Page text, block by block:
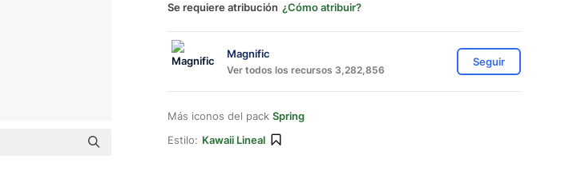
Se requiere atribución ¿Cómo atribuir?
Magnific
Ver todos los recursos 3,282,856
Seguir
Más iconos del pack Spring
Estilo: Kawaii Lineal